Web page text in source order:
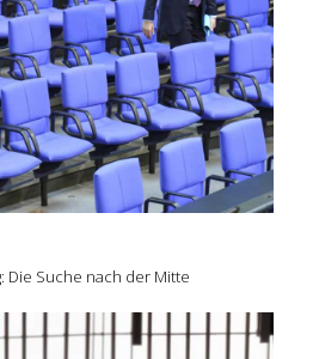
Die Suche nach der Mitte